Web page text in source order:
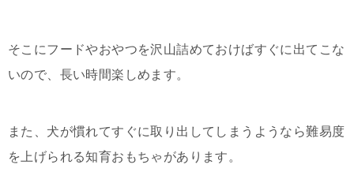
そこにフードやおやつを沢山詰めておけばすぐに出てこな
いので、長い時間楽しめます。
また、犬が慣れてすぐに取り出してしまうようなら難易度
を上げられる知育おもちゃがあります。